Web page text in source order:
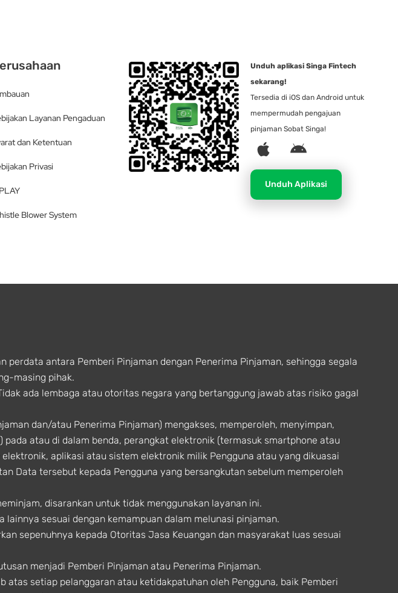
Layanan Pengaduan
dan Ketentuan
Privasi
Blower System
Unduh aplikasi Singa Fintech
sekarang!
Tersedia di iOS dan Android untuk
mempermudah pengajuan
pinjaman Sobat Singa!
A
p
p
l
e
A
n
d
r
o
Unduh Aplikasi
antara Pemberi Pinjaman dengan Penerima Pinjaman, sehingga segala
masing pihak.
ada lembaga atau otoritas negara yang bertanggung jawab atas risiko gagal
dan/atau Penerima Pinjaman) mengakses, memperoleh, menyimpan,
atau di dalam benda, perangkat elektronik (termasuk smartphone atau
aplikasi atau sistem elektronik milik Pengguna atau yang dikuasai
Data tersebut kepada Pengguna yang bersangkutan sebelum memperoleh
disarankan untuk tidak menggunakan layanan ini.
sesuai dengan kemampuan dalam melunasi pinjaman.
sepenuhnya kepada Otoritas Jasa Keuangan dan masyarakat luas sesuai
menjadi Pemberi Pinjaman atau Penerima Pinjaman.
setiap pelanggaran atau ketidakpatuhan oleh Pengguna, baik Pemberi